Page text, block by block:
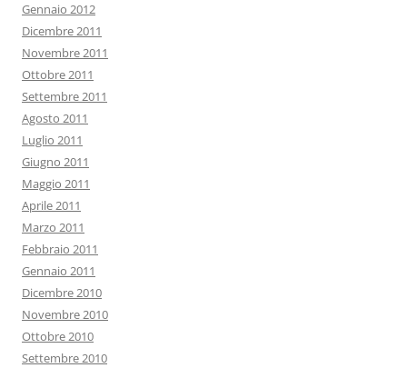
Gennaio 2012
Dicembre 2011
Novembre 2011
Ottobre 2011
Settembre 2011
Agosto 2011
Luglio 2011
Giugno 2011
Maggio 2011
Aprile 2011
Marzo 2011
Febbraio 2011
Gennaio 2011
Dicembre 2010
Novembre 2010
Ottobre 2010
Settembre 2010